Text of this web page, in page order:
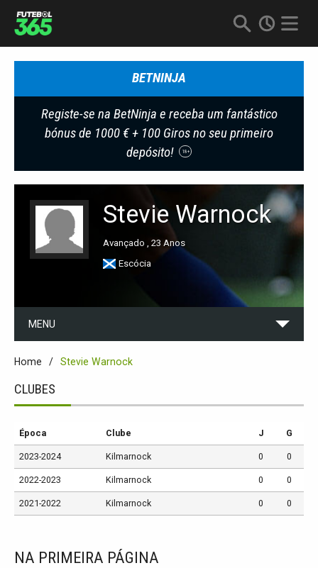
BETNINJA
Registe-se na BetNinja e receba um fantástico
bónus de 1000 € + 100 Giros no seu primeiro
depósito!
18+
Stevie Warnock
Avançado , 23 Anos
Escócia
MENU
Home Stevie Warnock
CLUBES
Época Clube J G
2023-2024 Kilmarnock 0 0
2022-2023 Kilmarnock 0 0
2021-2022 Kilmarnock 0 0
NA PRIMEIRA PÁGINA